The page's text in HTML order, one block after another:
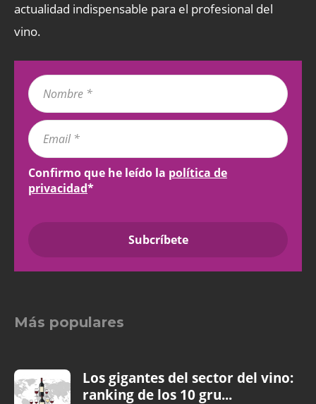
actualidad indispensable para el profesional del
vino.
Confirmo que he leído la política de
privacidad*
Más populares
Los gigantes del sector del vino:
ranking de los 10 gru...